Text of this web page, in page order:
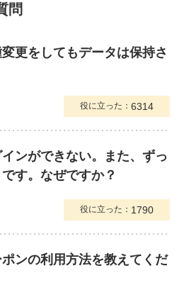
問
変更をしてもデータは保持さ
役に立った： 6314
インができない。また、ずっ
す。なぜですか？
役に立った： 1790
ポンの利用方法を教えてくだ